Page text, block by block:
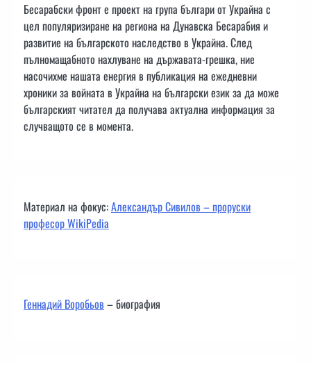
Бесарабски фронт е проект на група българи от Украйна с
цел популяризиране на региона на Дунавска Бесарабия и
развитие на българското наследство в Украйна. След
пълномащабното нахлуване на държавата-грешка, ние
насочихме нашата енергия в публикация на ежедневни
хроники за войната в Украйна на български език за да може
българският читател да получава актуална информация за
случващото се в момента.
Материал на фокус:Александър Сивилов – проруски
професор WikiPedia
Геннадий Воробьов– биография